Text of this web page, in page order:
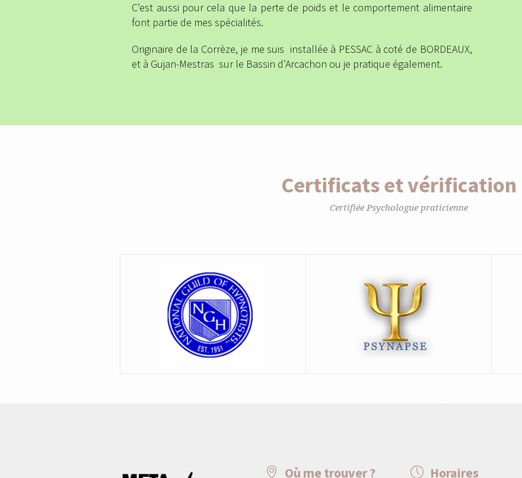
C’est aussi pour cela que la perte de poids et le comportement alimentaire
font partie de mes spécialités.
Originaire de la Corrèze, je me suis installée à PESSAC à coté de BORDEAUX,
et à Gujan-Mestras sur le Bassin d’Arcachon ou je pratique également.
Certificats et vérification
Certifiée Psychologue praticienne
Où me trouver ? Horaires